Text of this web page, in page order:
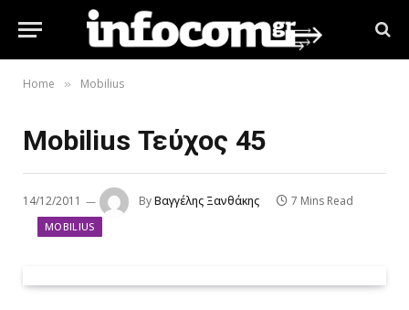
Home » Mobilius
Mobilius Τεύχος 45
14/12/2011 ByΒαγγέλης Ξανθάκης 7 Mins Read
MOBILIUS